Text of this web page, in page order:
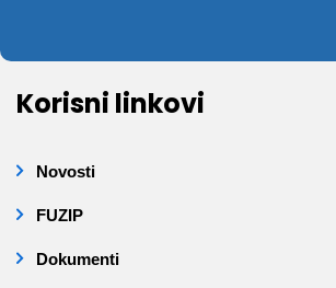
Korisni linkovi
Novosti
FUZIP
Dokumenti